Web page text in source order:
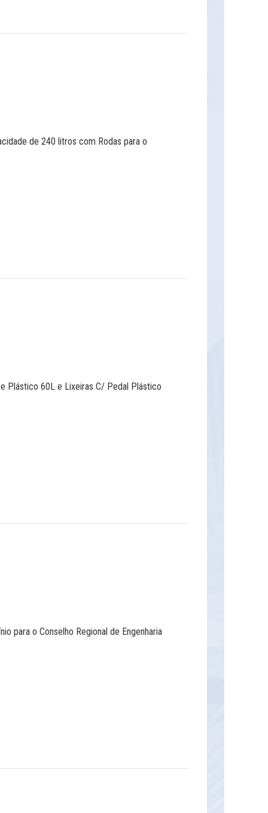
de 240 litros com Rodas para o
Plástico 60L e Lixeiras C/ Pedal Plástico
para o Conselho Regional de Engenharia